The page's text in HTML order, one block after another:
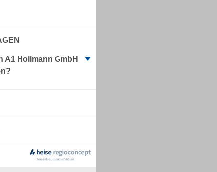
A1 Hollmann GmbH